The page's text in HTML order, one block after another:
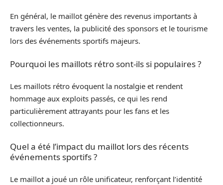
En général, le maillot génère des revenus importants à
travers les ventes, la publicité des sponsors et le tourisme
lors des événements sportifs majeurs.
Pourquoi les maillots rétro sont-ils si populaires ?
Les maillots rétro évoquent la nostalgie et rendent
hommage aux exploits passés, ce qui les rend
particulièrement attrayants pour les fans et les
collectionneurs.
Quel a été l’impact du maillot lors des récents
événements sportifs ?
Le maillot a joué un rôle unificateur, renforçant l’identité